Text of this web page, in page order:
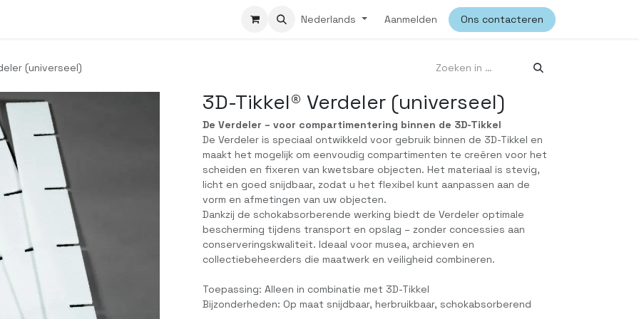
Nederlands Aanmelden Ons contacteren
(universeel)
3D-Tikkel® Verdeler (universeel)
De Verdeler – voor compartimentering binnen de 3D-Tikkel
De Verdeler is speciaal ontwikkeld voor gebruik binnen de 3D-Tikkel en
maakt het mogelijk om eenvoudig compartimenten te creëren voor het
scheiden en fixeren van kwetsbare objecten. Het materiaal is stevig,
licht en goed snijdbaar, zodat u het flexibel kunt aanpassen aan de
vorm en afmetingen van uw objecten.
Dankzij de schokabsorberende werking biedt de Verdeler optimale
bescherming tijdens transport en opslag – zonder concessies aan
conserveringskwaliteit. Ideaal voor musea, archieven en
collectiebeheerders die maatwerk en veiligheid combineren.
Toepassing: Alleen in combinatie met 3D-Tikkel
Bijzonderheden: Op maat snijdbaar, herbruikbaar, schokabsorberend